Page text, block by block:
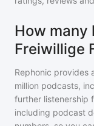
How many
Freiwillige
Rephonic provides
million podcasts,
further listenership
including podcast